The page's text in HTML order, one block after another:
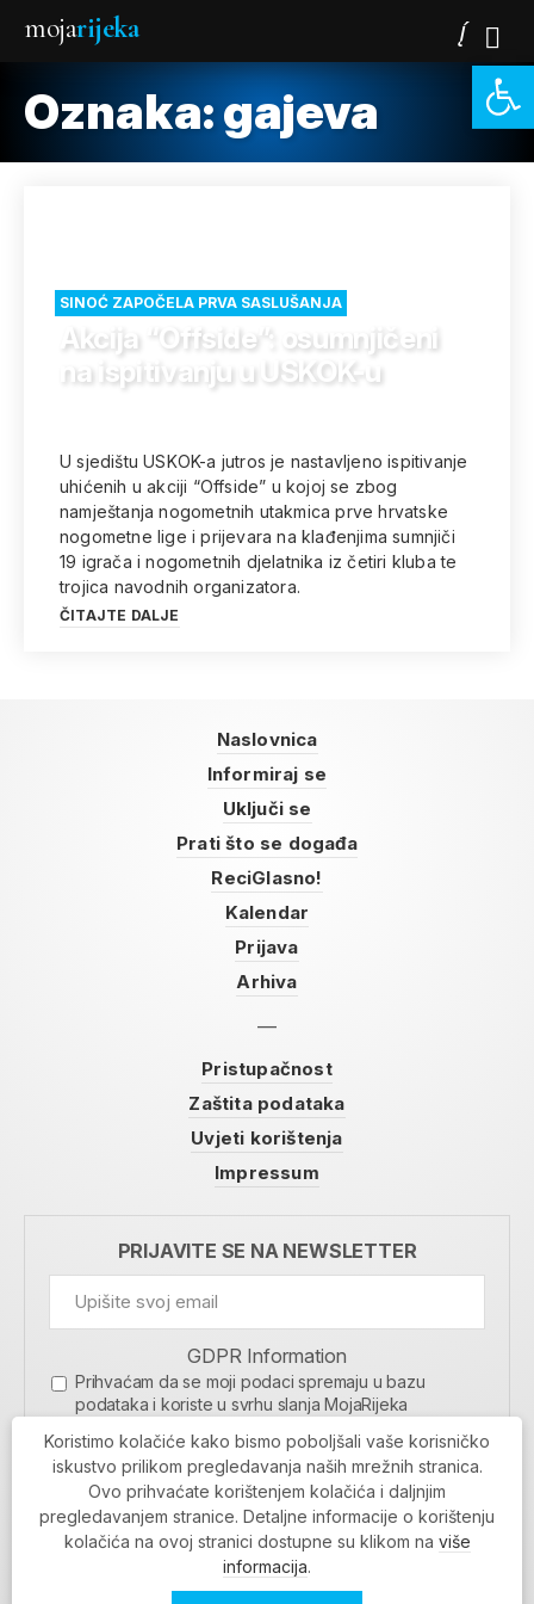
mojarijeka
Oznaka:gajeva
SINOĆ ZAPOČELA PRVA SASLUŠANJA
Akcija “Offside”: osumnjičeni
na ispitivanju u USKOK-u
U sjedištu USKOK-a jutros je nastavljeno ispitivanje
uhićenih u akciji “Offside” u kojoj se zbog
namještanja nogometnih utakmica prve hrvatske
nogometne lige i prijevara na klađenjima sumnjiči
19 igrača i nogometnih djelatnika iz četiri kluba te
trojica navodnih organizatora.
ČITAJTE DALJE
Naslovnica
Informiraj se
Uključi se
Prati što se događa
ReciGlasno!
Kalendar
Prijava
Arhiva
Pristupačnost
Zaštita podataka
Uvjeti korištenja
Impressum
PRIJAVITE SE NA NEWSLETTER
GDPR Information
Prihvaćam da se moji podaci spremaju u bazu
podataka i koriste u svrhu slanja MojaRijeka
MOJARIJEKA NEWSLETTER
PRIJAVI SE
Koristimo kolačiće kako bismo poboljšali vaše korisničko
iskustvo prilikom pregledavanja naših mrežnih stranica.
Ovo prihvaćate korištenjem kolačića i daljnjim
pregledavanjem stranice. Detaljne informacije o korištenju
kolačića na ovoj stranici dostupne su klikom na više
informacija.